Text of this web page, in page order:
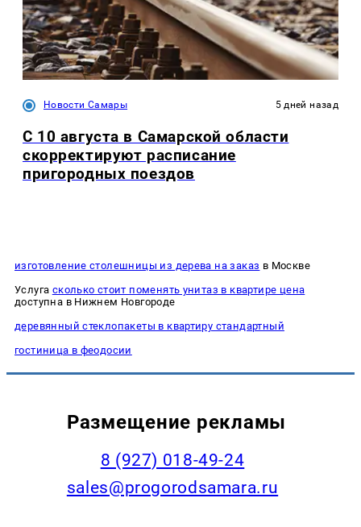
Новости Самары 5 дней назад
С 10 августа в Самарской области
скорректируют расписание
пригородных поездов
изготовление столешницы из дерева на заказ в Москве
Услуга сколько стоит поменять унитаз в квартире цена
доступна в Нижнем Новгороде
деревянный стеклопакеты в квартиру стандартный
гостиница в феодосии
Размещение рекламы
8 (927) 018-49-24
sales@progorodsamara.ru